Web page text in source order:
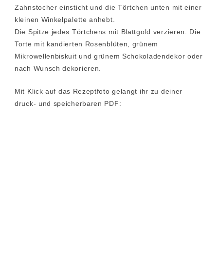
Zahnstocher einsticht und die Törtchen unten mit einer
kleinen Winkelpalette anhebt.
Die Spitze jedes Törtchens mit Blattgold verzieren. Die
Torte mit kandierten Rosenblüten, grünem
Mikrowellenbiskuit und grünem Schokoladendekor oder
nach Wunsch dekorieren.
Mit Klick auf das Rezeptfoto gelangt ihr zu deiner
druck- und speicherbaren PDF: